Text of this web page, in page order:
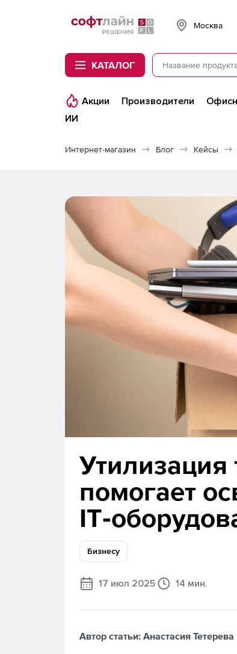
Softline
Москва
КАТАЛОГ
Акции Производители
ИИ
Интернет-магазин Блог Кейсы
Утилизация
помогает
Бизнесу
17 июл 2025 14 мин.
Автор статьи: Анастасия Тетерева